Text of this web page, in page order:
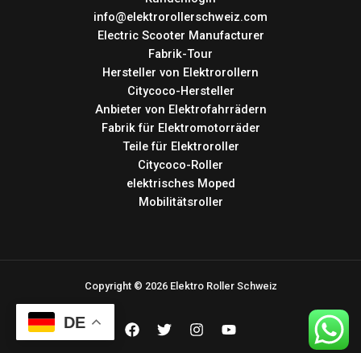
info@elektrorollerschweiz.com
Electric Scooter Manufacturer
Fabrik-Tour
Hersteller von Elektrorollern
Citycoco-Hersteller
Anbieter von Elektrofahrrädern
Fabrik für Elektromotorräder
Teile für Elektroroller
Citycoco-Roller
elektrisches Moped
Mobilitätsroller
Copyright © 2026 Elektro Roller Schweiz
DE